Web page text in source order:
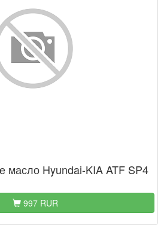
масло Hyundai-KIA ATF SP4
997 RUR